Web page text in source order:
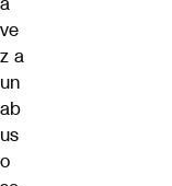
ve
z a
un
ab
us
o